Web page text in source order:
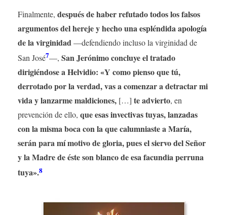
Finalmente, después de haber refutado todos los falsos
argumentos del hereje y hecho una espléndida apología
de la virginidad —defendiendo incluso la virginidad de
San José7—, San Jerónimo concluye el tratado
dirigiéndose a Helvidio: «Y como pienso que tú,
derrotado por la verdad, vas a comenzar a detractar mi
vida y lanzarme maldiciones,[…] te advierto, en
prevención de ello, que esas invectivas tuyas, lanzadas
con la misma boca con la que calumniaste a María,
serán para mí motivo de gloria, pues el siervo del Señor
y la Madre de éste son blanco de esa facundia perruna
tuya».8